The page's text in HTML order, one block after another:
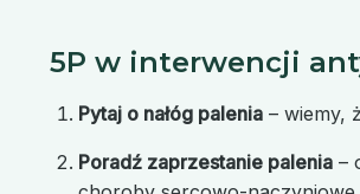
5P w interwencji
Pytaj o nałóg palenia – wiemy,
Poradź zaprzestanie palenia –